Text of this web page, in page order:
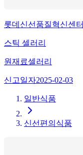
롯데신선품질혁신센터
스틱 셀러리
원재료셀러리
신고일자2025-02-03
일반식품
신선편의식품